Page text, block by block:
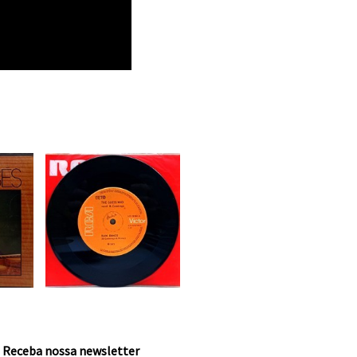
Receba nossa newsletter